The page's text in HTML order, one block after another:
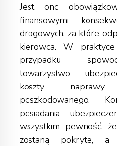
Jest ono
finansowymi
drogowych, za które
kierowca. W
przypadku
towarzystwo
koszty
poszkodowanego.
posiadania
wszystkim pewność,
zostaną pokryte,